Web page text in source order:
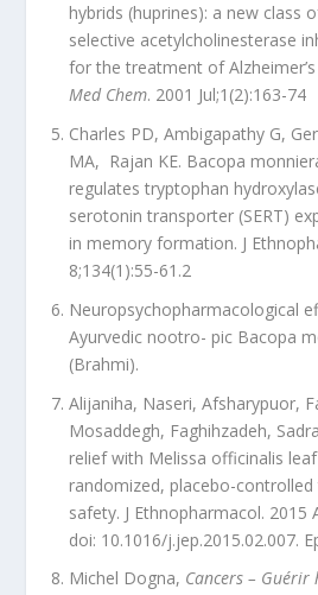
hybrids (huprines): a new class
selective acetylcholinesterase
for the treatment of Alzheimer’s
Med Chem. 2001 Jul;1(2):163-74
Charles PD, Ambigapathy G,
MA, Rajan KE. Bacopa
regulates tryptophan
serotonin transporter (SERT)
in memory formation. J
8;134(1):55-61.2
Neuropsychopharmacological
Ayurvedic nootro- pic Bacopa
(Brahmi).
Alijaniha, Naseri, Afsharypuor,
Mosaddegh, Faghihzadeh,
relief with Melissa officinalis
randomized, placebo-
safety. J Ethnopharmacol. 2015
doi: 10.1016/j.jep.2015.02.007.
Michel Dogna, Cancers –